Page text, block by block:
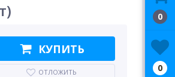
КУПИТЬ
ОТЛОЖИТЬ 0
0